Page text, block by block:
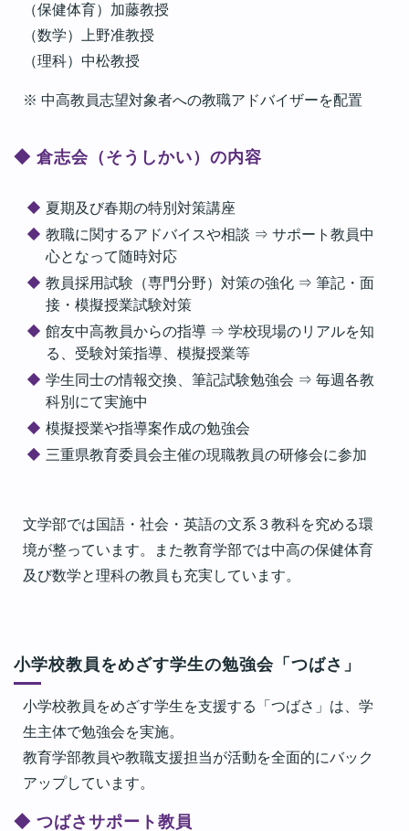
（保健体育）加藤教授
（数学）上野准教授
（理科）中松教授
※ 中高教員志望対象者への教職アドバイザーを配置
◆ 倉志会（そうしかい）の内容
夏期及び春期の特別対策講座
教職に関するアドバイスや相談 ⇒ サポート教員中
心となって随時対応
教員採用試験（専門分野）対策の強化 ⇒ 筆記・面
接・模擬授業試験対策
館友中高教員からの指導 ⇒ 学校現場のリアルを知
る、受験対策指導、模擬授業等
学生同士の情報交換、筆記試験勉強会 ⇒ 毎週各教
科別にて実施中
模擬授業や指導案作成の勉強会
三重県教育委員会主催の現職教員の研修会に参加
文学部では国語・社会・英語の文系３教科を究める環
境が整っています。また教育学部では中高の保健体育
及び数学と理科の教員も充実しています。
小学校教員をめざす学生の勉強会「つばさ」
小学校教員をめざす学生を支援する「つばさ」は、学
生主体で勉強会を実施。
教育学部教員や教職支援担当が活動を全面的にバック
アップしています。
◆ つばさサポート教員